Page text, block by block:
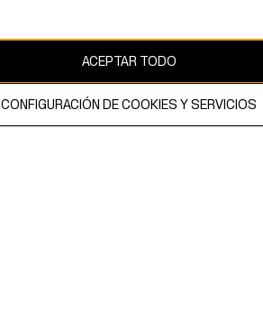
ACEPTAR TODO
CONFIGURACIÓN DE COOKIES Y SERVICIOS